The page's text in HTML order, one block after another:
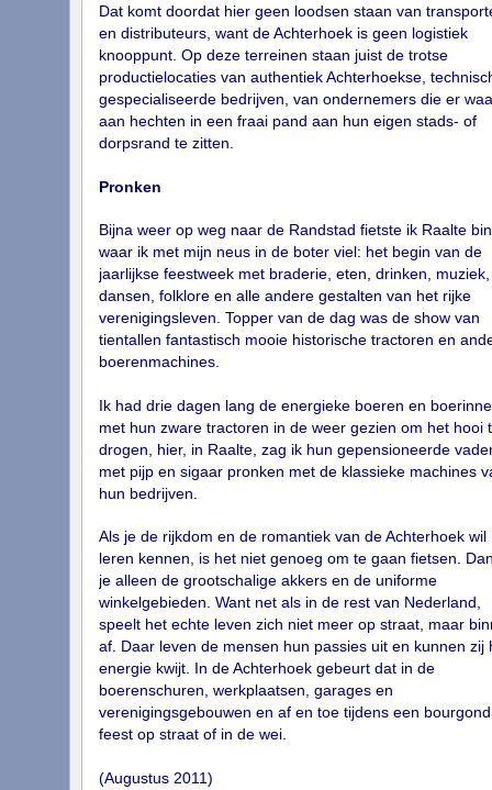
Dat komt doordat hier geen loodsen staan van
en distributeurs, want de Achterhoek is geen logistiek
knooppunt. Op deze terreinen staan juist de trotse
productielocaties van authentiek Achterhoekse,
gespecialiseerde bedrijven, van ondernemers die er
aan hechten in een fraai pand aan hun eigen stads- of
dorpsrand te zitten.
Pronken
Bijna weer op weg naar de Randstad fietste ik Raalte
waar ik met mijn neus in de boter viel: het begin van de
jaarlijkse feestweek met braderie, eten, drinken, muziek,
dansen, folklore en alle andere gestalten van het rijke
verenigingsleven. Topper van de dag was de show van
tientallen fantastisch mooie historische tractoren en
boerenmachines.
Ik had drie dagen lang de energieke boeren en
met hun zware tractoren in de weer gezien om het hooi
drogen, hier, in Raalte, zag ik hun gepensioneerde
met pijp en sigaar pronken met de klassieke machines
hun bedrijven.
Als je de rijkdom en de romantiek van de Achterhoek wil
leren kennen, is het niet genoeg om te gaan fietsen.
je alleen de grootschalige akkers en de uniforme
winkelgebieden. Want net als in de rest van Nederland,
speelt het echte leven zich niet meer op straat, maar
af. Daar leven de mensen hun passies uit en kunnen zij
energie kwijt. In de Achterhoek gebeurt dat in de
boerenschuren, werkplaatsen, garages en
verenigingsgebouwen en af en toe tijdens een
feest op straat of in de wei.
(Augustus 2011)